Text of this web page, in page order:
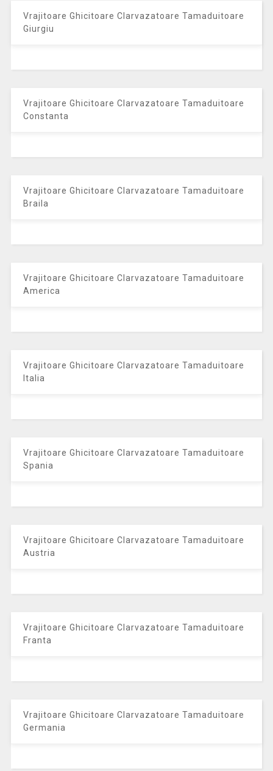
Vrajitoare Ghicitoare Clarvazatoare Tamaduitoare
Giurgiu
Vrajitoare Ghicitoare Clarvazatoare Tamaduitoare
Constanta
Vrajitoare Ghicitoare Clarvazatoare Tamaduitoare
Braila
Vrajitoare Ghicitoare Clarvazatoare Tamaduitoare
America
Vrajitoare Ghicitoare Clarvazatoare Tamaduitoare
Italia
Vrajitoare Ghicitoare Clarvazatoare Tamaduitoare
Spania
Vrajitoare Ghicitoare Clarvazatoare Tamaduitoare
Austria
Vrajitoare Ghicitoare Clarvazatoare Tamaduitoare
Franta
Vrajitoare Ghicitoare Clarvazatoare Tamaduitoare
Germania